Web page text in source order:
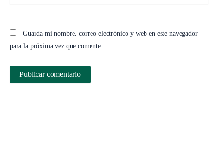
Guarda mi nombre, correo electrónico y web en este navegador
para la próxima vez que comente.